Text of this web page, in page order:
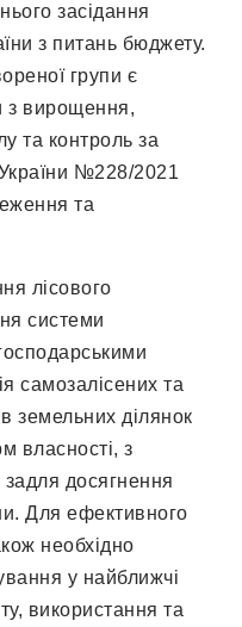
засідання
з питань бюджету.
групи є
з вирощення,
та контроль за
№228/2021
та
лісового
системи
самозалісених та
земельних ділянок
власності, з
досягнення
Для ефективного
необхідно
у найближчі
використання та